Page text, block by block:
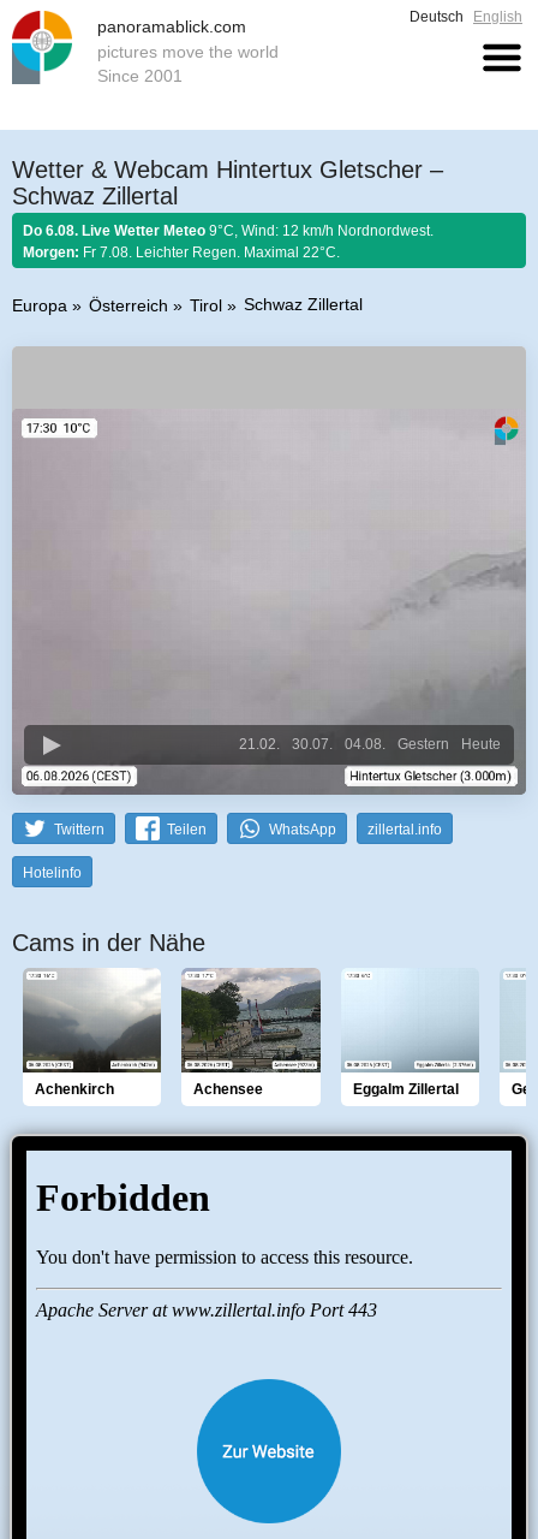
panoramablick.com
pictures move the world
Since 2001
Deutsch English
Wetter & Webcam Hintertux Gletscher –
Schwaz Zillertal
Do 6.08. Live Wetter Meteo 9°C, Wind: 12 km/h Nordnordwest.
Morgen: Fr 7.08. Leichter Regen. Maximal 22°C.
Europa Österreich Tirol Schwaz Zillertal
Heute
Gestern
04.08.
30.07.
21.02.
Twittern Teilen WhatsApp zillertal.info
Hotelinfo
Cams in der Nähe
Achenkirch Achensee Eggalm Zillertal